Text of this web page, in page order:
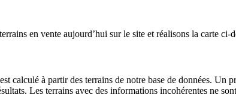
en vente aujourd’hui sur le site et réalisons la carte
calculé à partir des terrains de notre base de données.
Les terrains avec des informations incohérentes ne